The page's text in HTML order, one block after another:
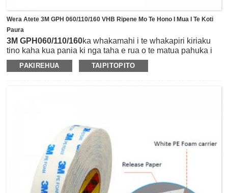
Wera Atete 3M GPH 060/110/160 VHB Ripene Mo Te Hono I Mua I Te Koti
Paura
3M GPH060/110/160ka whakamahi i te whakapiri kiriaku
tino kaha kua pania ki nga taha e rua o te matua pahuka i
rite.He hina, 0.025 in (0.6 mm)/ 0.045 in (1.1 mm)/0.062”
(1.6 mm) me te ratonga tapahi mate ki te mohio ki nga
rivets, weld me nga wiri, nga piripiri wai ranei, me te kore
he toenga ka tihorea.He mea hangaia mo te pai o te piri ki
nga konganuku, te karaihe me etahi atu reo ki nga rauemi
hiko mata teitei, penei i te konumohe, te kowiri tira, te hiato,
te kirihou, te kiriaku, te ABS, te raima, me era atu.Ka noho
maeneene nga mata o te mata.
PAKIREHUA TAIPITOPITO